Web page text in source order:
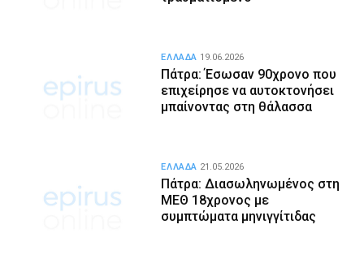
Πάτρα: Έσωσαν 90χρονο που
επιχείρησε να αυτοκτονήσει
μπαίνοντας στη θάλασσα
ΕΛΛΑΔΑ 19.06.2026
Πάτρα: Διασωληνωμένος στη
ΜΕΘ 18χρονος με
συμπτώματα μηνιγγίτιδας
ΕΛΛΑΔΑ 21.05.2026